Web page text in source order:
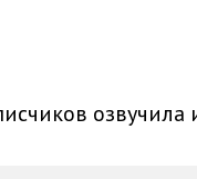
озвучила